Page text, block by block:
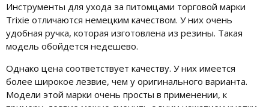
Инструменты для ухода за питомцами торговой марки
Trixie отличаются немецким качеством. У них очень
удобная ручка, которая изготовлена из резины. Такая
модель обойдется недешево.
Однако цена соответствует качеству. У них имеется
более широкое лезвие, чем у оригинального варианта.
Модели этой марки очень просты в применении, к